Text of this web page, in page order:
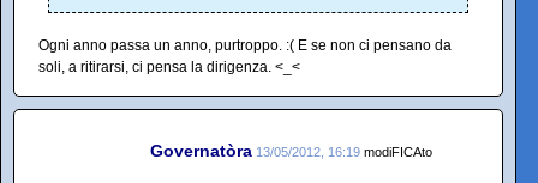
Ogni anno passa un anno, purtroppo. :( E se non ci pensano da
soli, a ritirarsi, ci pensa la dirigenza. <_<
Governatòra 13/05/2012, 16:19 modiFICAto